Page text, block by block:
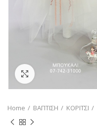
Click to enlarge
Home ΒΑΠΤΙΣΗ ΚΟΡΙΤΣΙ